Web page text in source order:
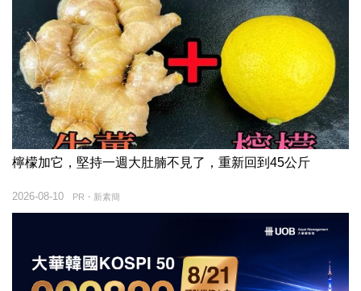
檸檬加它，堅持一週大肚腩不見了，重新回到45公斤
PR・新素簡
2026-08-10